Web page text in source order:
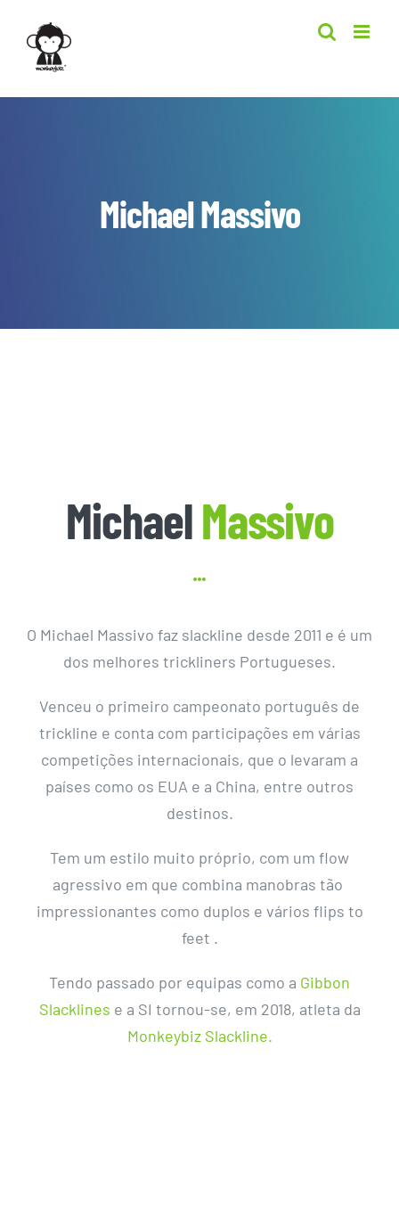
content
Michael Massivo
MichaelMassivo
O Michael Massivo faz slackline desde 2011 e é um
dos melhores trickliners Portugueses.
Venceu o primeiro campeonato português de
trickline e conta com participações em várias
competições internacionais, que o levaram a
países como os EUA e a China, entre outros
destinos.
Tem um estilo muito próprio, com um flow
agressivo em que combina manobras tão
impressionantes como duplos e vários flips to
feet .
Tendo passado por equipas como a Gibbon
Slacklines e a SI tornou-se, em 2018, atleta da
Monkeybiz Slackline.